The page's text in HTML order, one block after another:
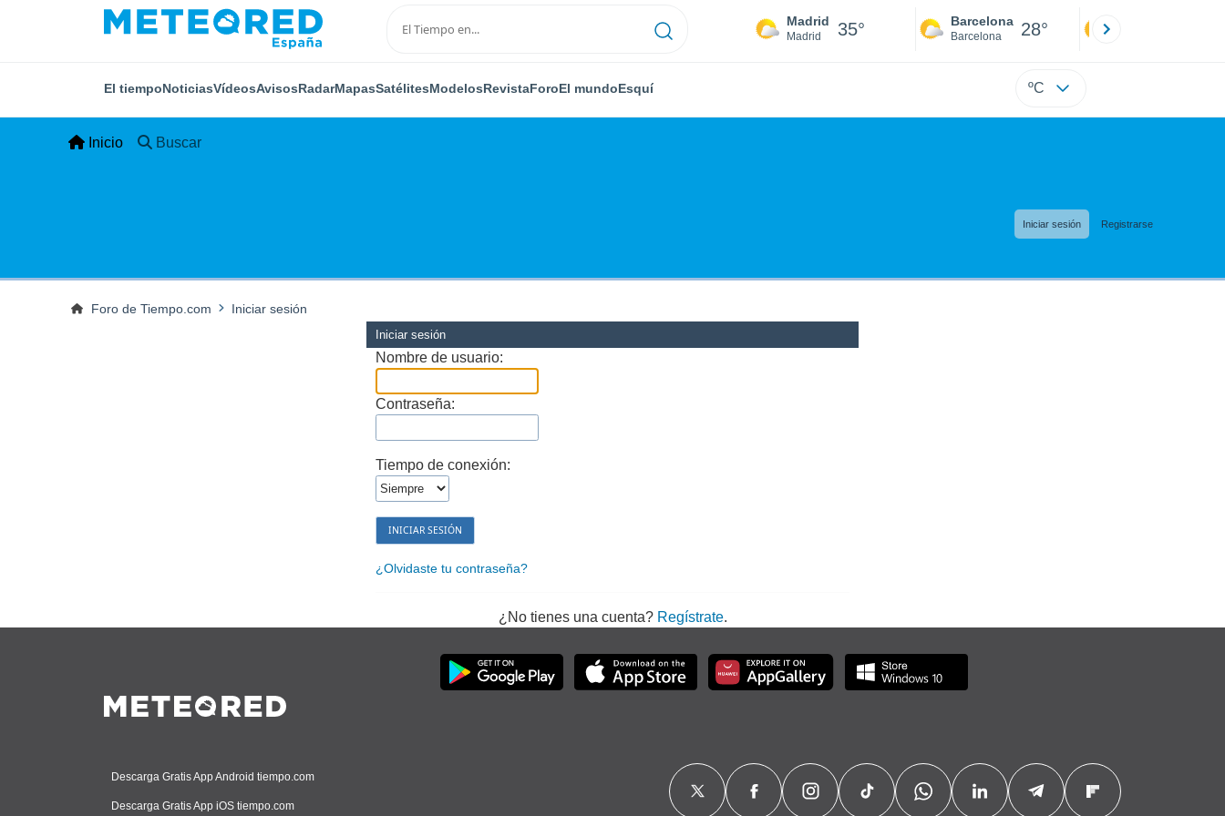
Madrid
Madrid 35° Barcelona
Barcelona 28°
El tiempoNoticiasVídeosAvisosRadarMapasSatélitesModelosRevistaForoEl mundoEsquí ºC
Inicio Buscar
Iniciar sesión Registrarse
Foro de Tiempo.com Iniciar sesión
Iniciar sesión
Nombre de usuario:
Contraseña:
Tiempo de conexión:
¿Olvidaste tu contraseña?
¿No tienes una cuenta? Regístrate.
Descarga Gratis App Android tiempo.com
Descarga Gratis App iOS tiempo.com